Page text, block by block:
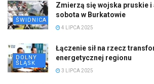
ŚWIDNICA
Zmierzą się wojska pruskie
sobota w Burkatowie
4 LIPCA 2025
DOLNY
ŚLĄSK
Łączenie sił na rzecz
energetycznej regionu
3 LIPCA 2025